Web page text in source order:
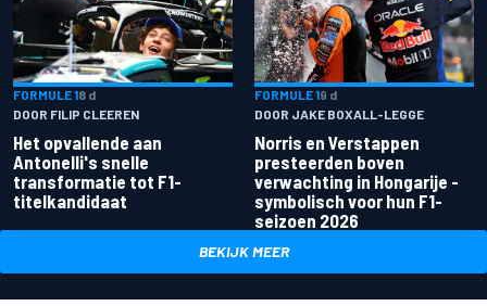
FORMULE 18 d
DOOR FILIP CLEEREN
Het opvallende aan
Antonelli's snelle
transformatie tot F1-
titelkandidaat
FORMULE 19 d
DOOR JAKE BOXALL-LEGGE
Norris en Verstappen
presteerden boven
verwachting in Hongarije -
symbolisch voor hun F1-
seizoen 2026
BEKIJK MEER